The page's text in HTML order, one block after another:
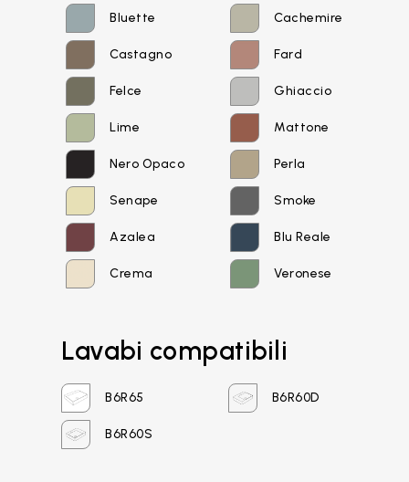
Password
Bluette Cachemire
Castagno Fard
Felce Ghiaccio
Lime Mattone
Nero Opaco Perla
Senape Smoke
Azalea Blu Reale
Crema Veronese
Lavabi compatibili
B6R65 B6R60D
B6R60S